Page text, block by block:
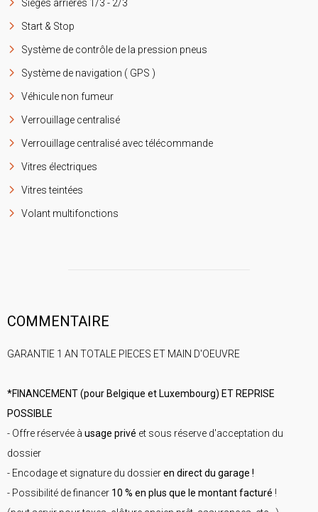
Sièges arrières 1/3 - 2/3
Start & Stop
Système de contrôle de la pression pneus
Système de navigation ( GPS )
Véhicule non fumeur
Verrouillage centralisé
Verrouillage centralisé avec télécommande
Vitres électriques
Vitres teintées
Volant multifonctions
COMMENTAIRE
GARANTIE 1 AN TOTALE PIECES ET MAIN D'OEUVRE
*FINANCEMENT (pour Belgique et Luxembourg) ET REPRISE
POSSIBLE
- Offre réservée à usage privé et sous réserve d'acceptation du
dossier
- Encodage et signature du dossieren direct du garage !
- Possibilité de financer 10 % en plus que le montant facturé !